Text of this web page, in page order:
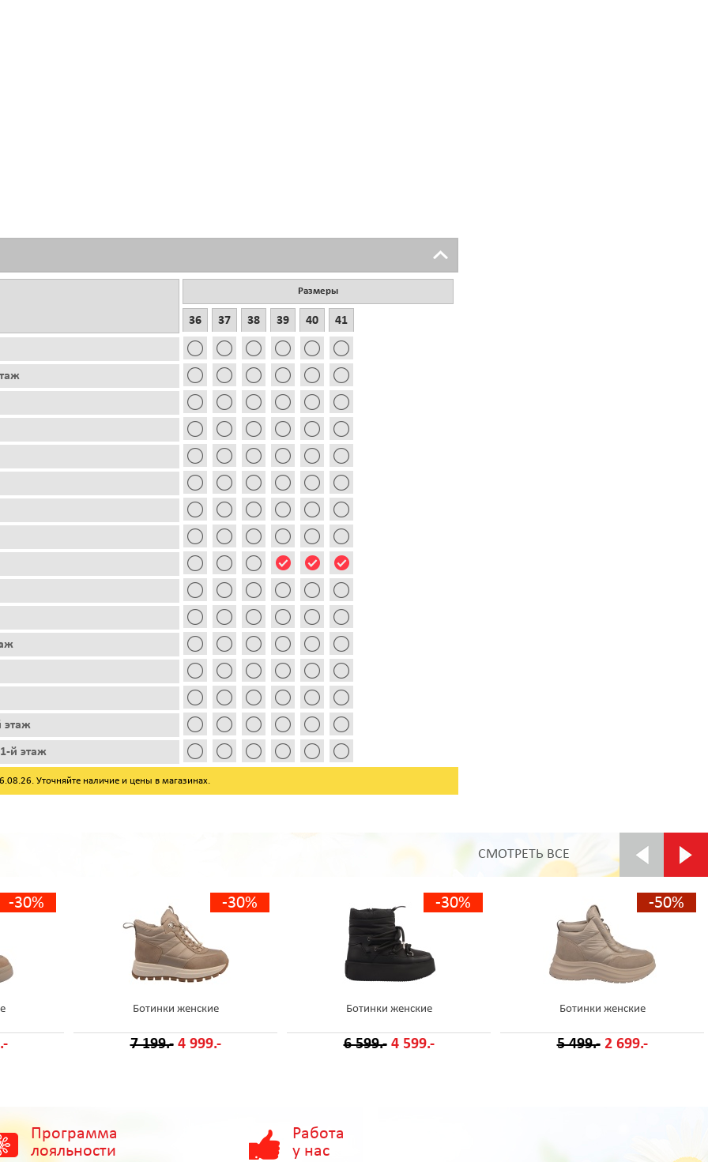
этаж
й этаж
Размеры
36 37 38 39 40 41
Уточняйте наличие и цены в магазинах.
СМОТРЕТЬ ВСЕ
-30% -30%
Ботинки женские
7 199.- 4 999.-
-30%
Ботинки женские
6 599.- 4 599.-
-50%
Ботинки женские
5 499.- 2 699.-
Программа
лояльности
Работа
у нас